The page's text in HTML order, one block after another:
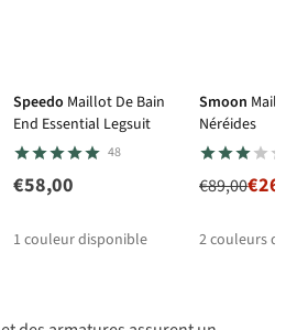
Speedo Maillot De Bain
End Essential Legsuit
48
€58,00
1 couleur disponible
Smoon
Néréides
€89,00
2couleurs